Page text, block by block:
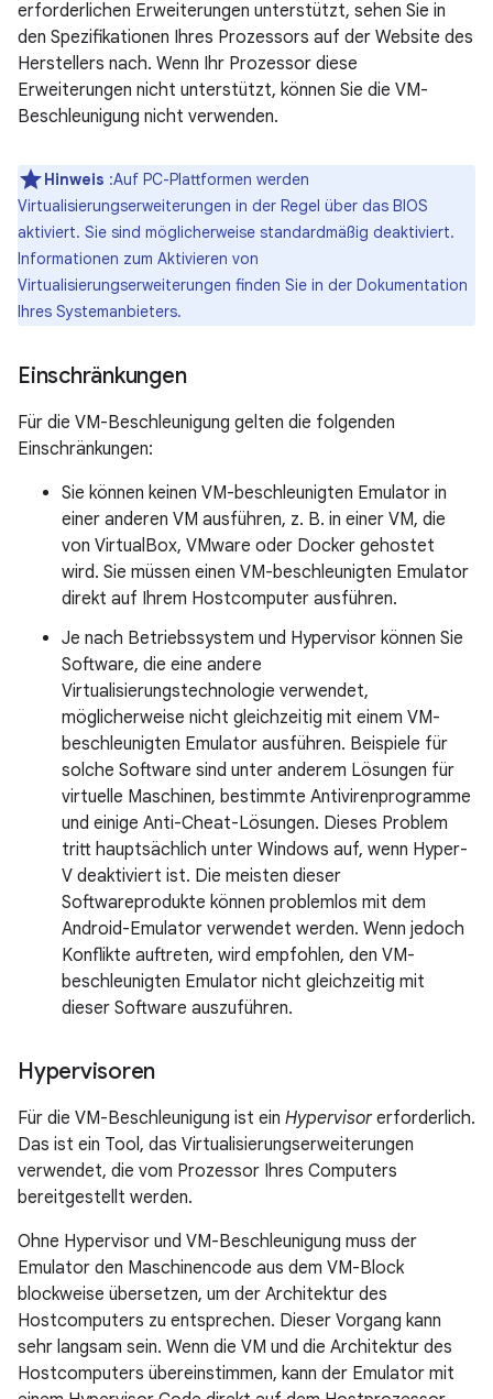
erforderlichen Erweiterungen unterstützt, sehen Sie in
den Spezifikationen Ihres Prozessors auf der Website des
Herstellers nach. Wenn Ihr Prozessor diese
Erweiterungen nicht unterstützt, können Sie die VM-
Beschleunigung nicht verwenden.
Hinweis :Auf PC-Plattformen werden
Virtualisierungserweiterungen in der Regel über das BIOS
aktiviert. Sie sind möglicherweise standardmäßig deaktiviert.
Informationen zum Aktivieren von
Virtualisierungserweiterungen finden Sie in der Dokumentation
Ihres Systemanbieters.
Einschränkungen
Für die VM-Beschleunigung gelten die folgenden
Einschränkungen:
Sie können keinen VM-beschleunigten Emulator in
einer anderen VM ausführen, z. B. in einer VM, die
von VirtualBox, VMware oder Docker gehostet
wird. Sie müssen einen VM-beschleunigten Emulator
direkt auf Ihrem Hostcomputer ausführen.
Je nach Betriebssystem und Hypervisor können Sie
Software, die eine andere
Virtualisierungstechnologie verwendet,
möglicherweise nicht gleichzeitig mit einem VM-
beschleunigten Emulator ausführen. Beispiele für
solche Software sind unter anderem Lösungen für
virtuelle Maschinen, bestimmte Antivirenprogramme
und einige Anti-Cheat-Lösungen. Dieses Problem
tritt hauptsächlich unter Windows auf, wenn Hyper-
V deaktiviert ist. Die meisten dieser
Softwareprodukte können problemlos mit dem
Android-Emulator verwendet werden. Wenn jedoch
Konflikte auftreten, wird empfohlen, den VM-
beschleunigten Emulator nicht gleichzeitig mit
dieser Software auszuführen.
Hypervisoren
Für die VM-Beschleunigung ist ein Hypervisorerforderlich.
Das ist ein Tool, das Virtualisierungserweiterungen
verwendet, die vom Prozessor Ihres Computers
bereitgestellt werden.
Ohne Hypervisor und VM-Beschleunigung muss der
Emulator den Maschinencode aus dem VM-Block
blockweise übersetzen, um der Architektur des
Hostcomputers zu entsprechen. Dieser Vorgang kann
sehr langsam sein. Wenn die VM und die Architektur des
Hostcomputers übereinstimmen, kann der Emulator mit